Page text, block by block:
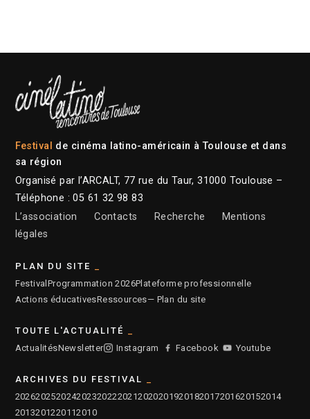
Festival de cinéma latino-américain à Toulouse et dans
sa région
Organisé par l’ARCALT, 77 rue du Taur, 31000 Toulouse –
Téléphone : 05 61 32 98 83
L’association
Contacts Recherche
Mentions
légales
PLAN DU SITE
Festival Programmation 2026Plateforme professionnelle
Actions éducativesRessources— Plan du site
TOUTE L'ACTUALITÉ
ActualitésNewsletter Instagram Facebook Youtube
ARCHIVES DU FESTIVAL
2026202520242023202220212020201920182017201620152014
2013201220112010